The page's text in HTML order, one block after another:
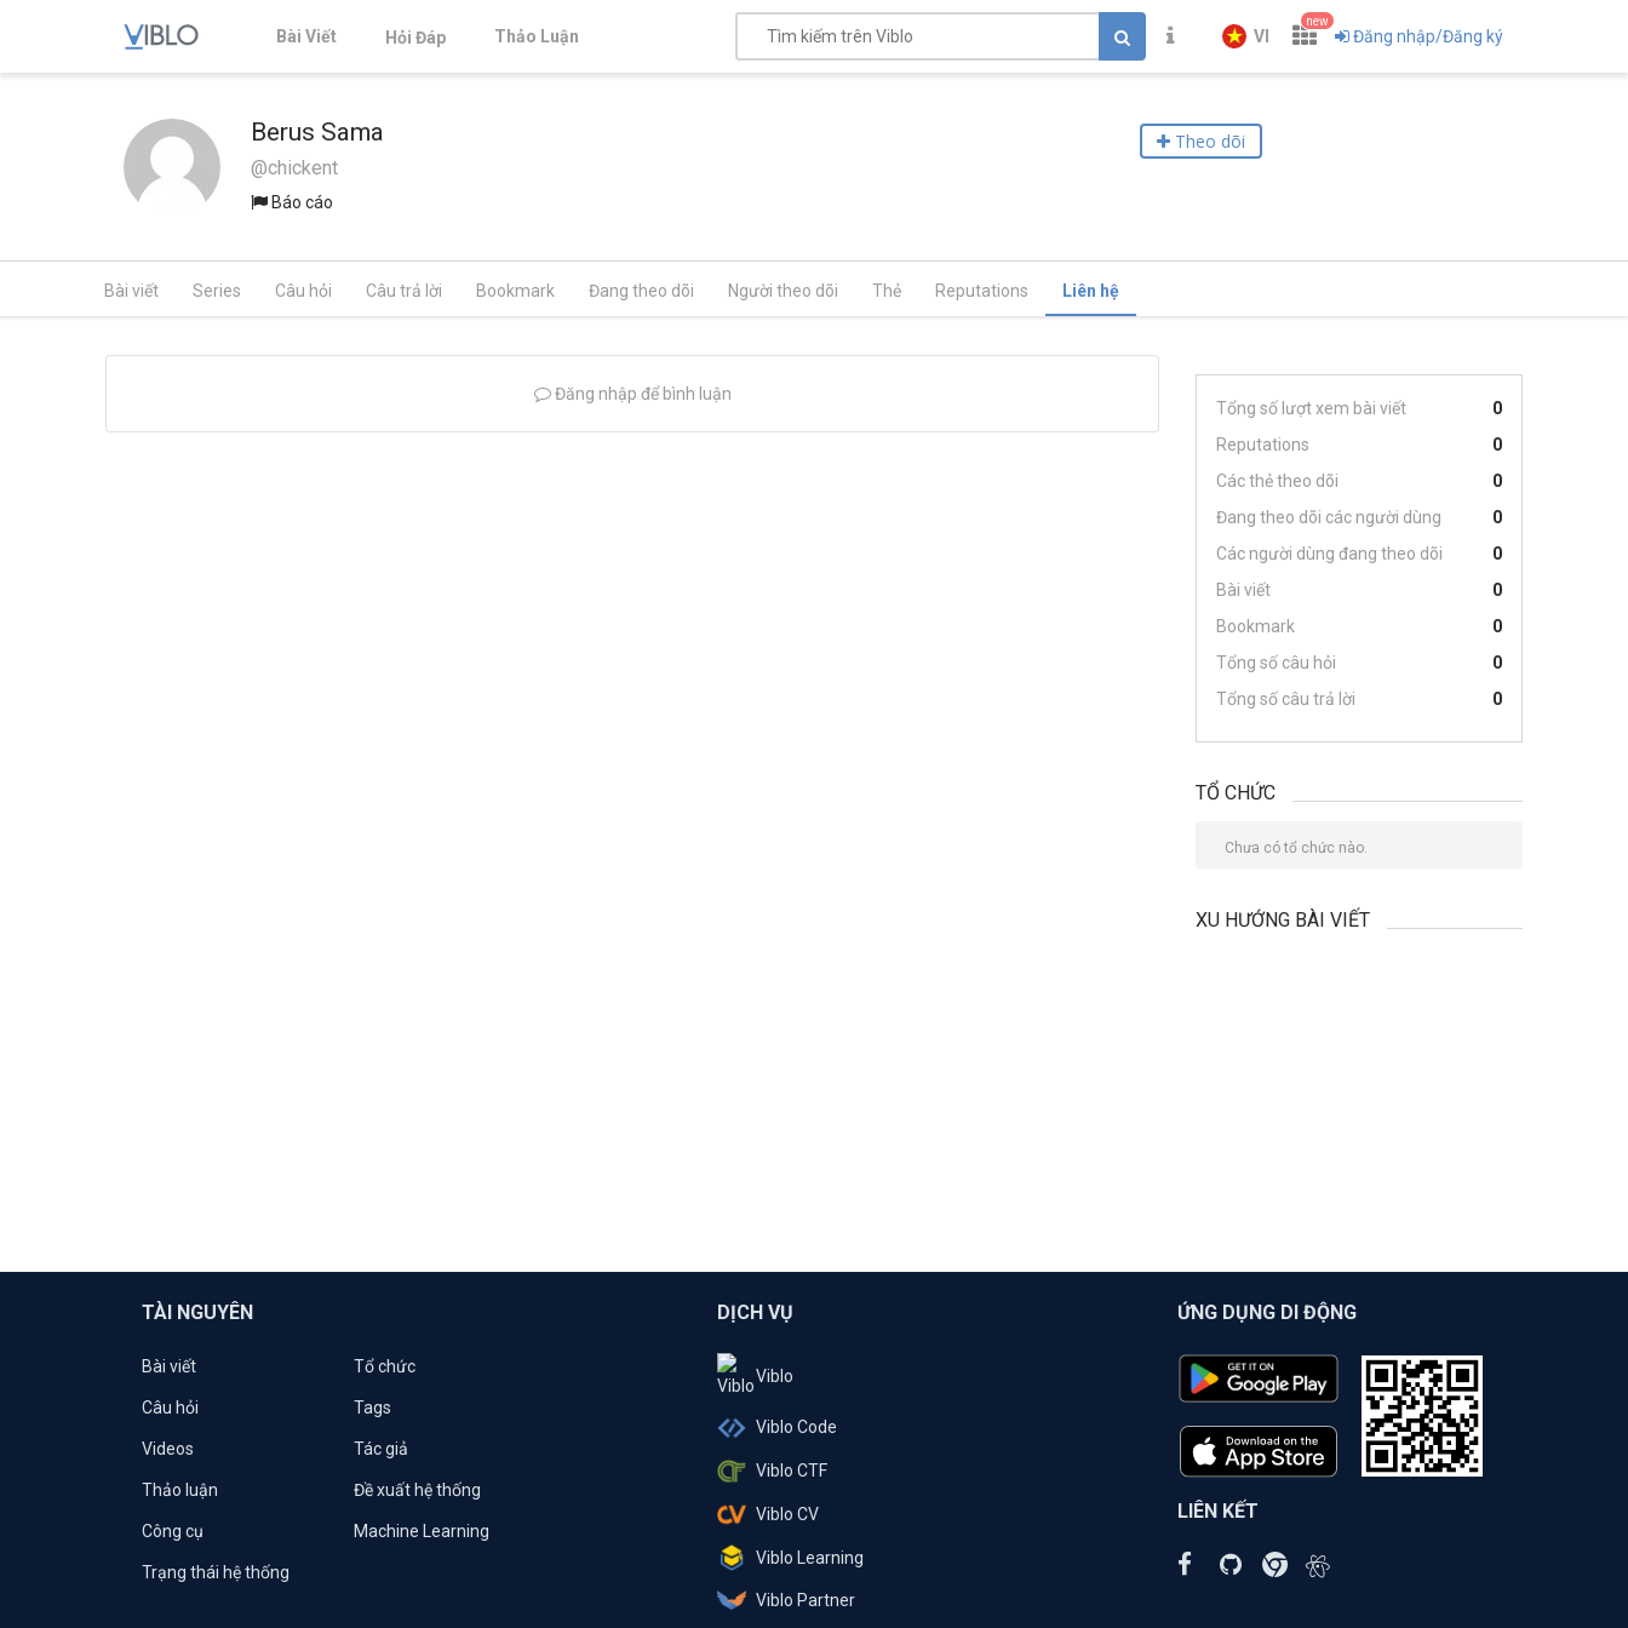
Bài Viết Hỏi Đáp Thảo Luận VI
new
Đăng nhập/Đăng ký
Berus Sama
@chickent
Báo cáo
Theo dõi
Bài viết Series Câu hỏi Câu trả lời Bookmark Đang theo dõi Người theo dõi Thẻ Reputations Liên hệ
Đăng nhập để bình luận
Tổng số lượt xem bài viết
0
Reputations
0
Các thẻ theo dõi
0
Đang theo dõi các người dùng
0
Các người dùng đang theo dõi
0
Bài viết
0
Bookmark
0
Tổng số câu hỏi
0
Tổng số câu trả lời
0
TỔ CHỨC
Chưa có tổ chức nào.
XU HƯỚNG BÀI VIẾT
TÀI NGUYÊN
Bài viết Tổ chức
Câu hỏi Tags
Videos Tác giả
Thảo luận Đề xuất hệ thống
Công cụ Machine Learning
Trạng thái hệ thống
DỊCH VỤ
Viblo
Viblo Code
Viblo CTF
Viblo CV
Viblo Learning
Viblo Partner
ỨNG DỤNG DI ĐỘNG
LIÊN KẾT